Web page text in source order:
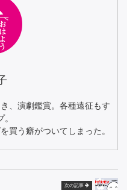
、演劇鑑賞。各種遠征もす
買う癖がついてしまった。
次の記事